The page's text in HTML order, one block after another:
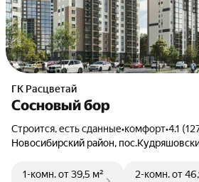
ГК Расцветай
Сосновый бор
Строится, есть сданные•комфорт•4.1
Новосибирский район,
1-комн.от 39,5 м²
2-комн.от